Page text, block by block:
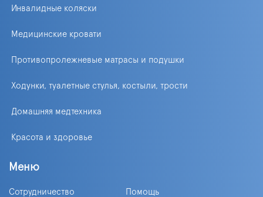
Инвалидные коляски
Медицинские кровати
Противопролежневые матрасы и подушки
Ходунки, туалетные стулья, костыли, трости
Домашняя медтехника
Красота и здоровье
Меню
Сотрудничество Помощь